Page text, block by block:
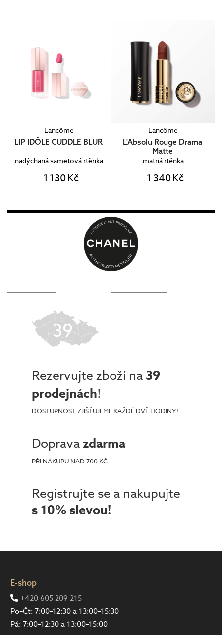
Lancôme
LIP IDÔLE CUDDLE BLUR
nadýchaná sametová rtěnka
1 130 Kč
Lancôme
L'Absolu Rouge Drama
Matte
matná rtěnka
1 340 Kč
39
Rezervujte zboží na 39
prodejnách!
DOSTUPNOST ZJIŠŤUJEME KAŽDÉ DVĚ HODINY!
Dopravazdarma
PŘI NÁKUPU NAD 700 KČ
Registrujte se a nakupujte
s 10% slevou!
E-shop
+420 605 209 215
Po–Čt: 7:00–12:30 a 13:00–15:30
Pá: 7:00–12:30 a 13:00–15:00